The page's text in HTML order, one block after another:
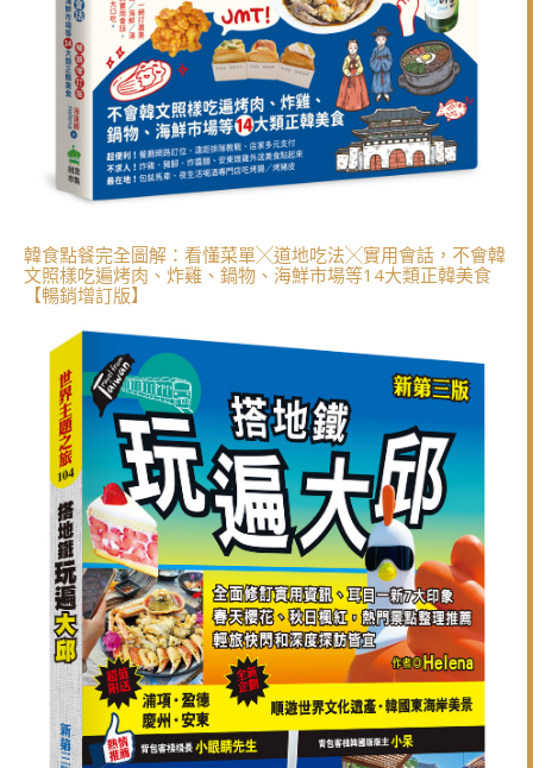
韓食點餐完全圖解：看懂菜單╳道地吃法╳實用會話，不會韓
文照樣吃遍烤肉、炸雞、鍋物、海鮮市場等14大類正韓美食
【暢銷增訂版】